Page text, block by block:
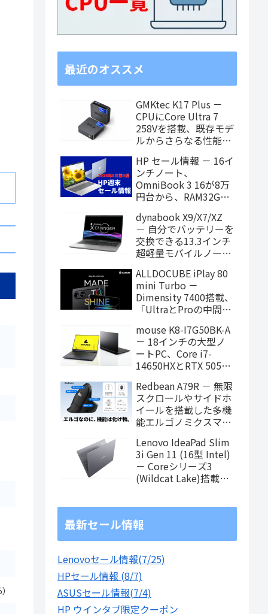
最近のオススメ
GMKtec K17 Plus －
CPUにCore Ultra 7
258Vを搭載、既存モデ
ルからさらなる性能ア
HP セール情報 － 16イ
ンチノート、
OmniBook 3 16が8万
円台から、RAM32GB
価格に！
dynabook X9/X7/XZ
－ 自分でバッテリーを
交換できる13.3インチ
超軽量モバイルノート
に！
ALLDOCUBE iPlay 80
mini Turbo －
Dimensity 7400搭載、
「UltraとProの中間ス
タブレット、発売記念
価格は29,999円！
mouse K8-I7G50BK-A
－ 18インチの大型ノ
ートPC、Core i7-
14650HXとRTX 5050
エイティブも快適にこ
なせます
Redbean A79R － 無限
スクロールやサイドホ
イールを搭載した多機
能エルゴノミクスマウ
ィング中
Lenovo IdeaPad Slim
3i Gen 11 (16型 Intel)
－ Coreシリーズ3
(Wildcat Lake)搭載の
最新セール情報
Lenovoセール情報(7/25)
HPセール情報 (8/7)
ASUSセール情報(7/4)
HP ウインタブ限定クーポン